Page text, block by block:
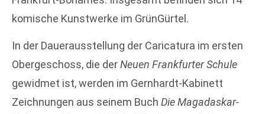
komische Kunstwerke im GrünGürtel.
In der Dauerausstellung der Caricatura im ersten
Obergeschoss, die derNeuen Frankfurter Schule
gewidmet ist, werden im Gernhardt-Kabinett
Zeichnungen aus seinem Buch Die Magadaskar-